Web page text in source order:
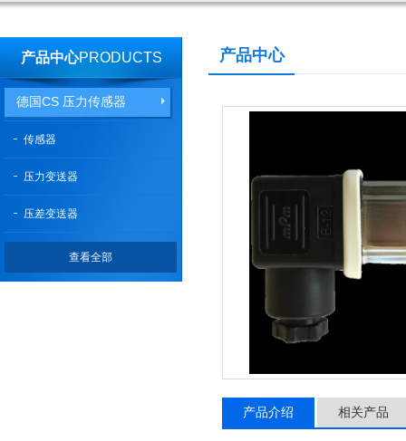
产品中心PRODUCTS
德国CS 压力传感器
传感器
压力变送器
压差变送器
查看全部
产品中心
产品介绍 相关产品